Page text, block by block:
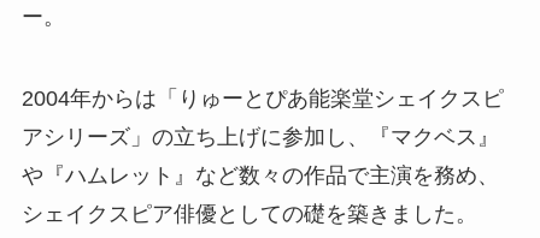
ー。
2004年からは「りゅーとぴあ能楽堂シェイクスピ
アシリーズ」の立ち上げに参加し、『マクベス』
や『ハムレット』など数々の作品で主演を務め、
シェイクスピア俳優としての礎を築きました。